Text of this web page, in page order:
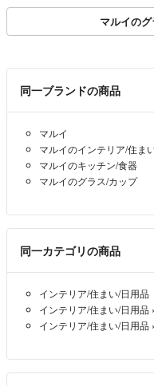
マルイの
同一ブランドの商品
マルイ
マルイのインテリア/住ま
マルイのキッチン/食器
マルイのグラス/カップ
同一カテゴリの商品
インテリア/住まい/日用品
インテリア/住まい/日用品 ›
インテリア/住まい/日用品 ›